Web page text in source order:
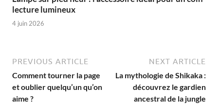
lecture lumineux
4 juin 2026
PREVIOUS ARTICLE
Comment tourner la page
et oublier quelqu’un qu’on
aime ?
NEXT ARTICLE
La mythologie de Shikaka :
découvrez le gardien
ancestral de la jungle